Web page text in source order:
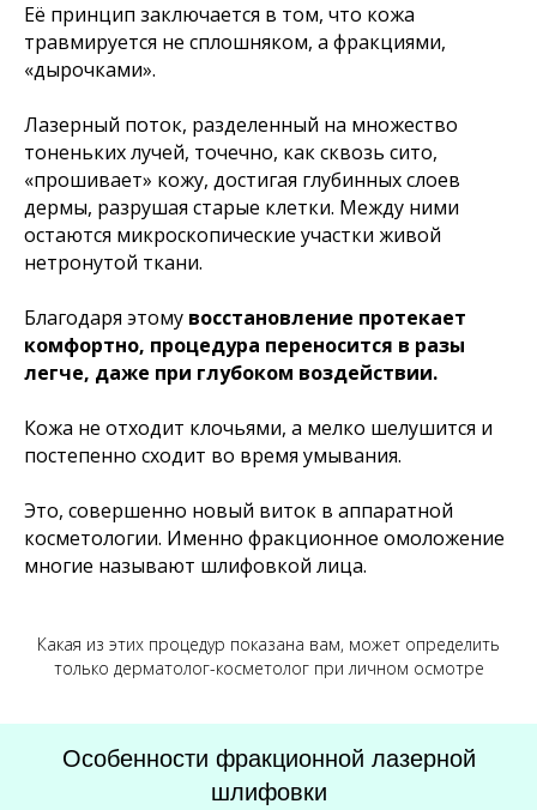
Её принцип заключается в том, что кожа
травмируется не сплошняком, а фракциями,
«дырочками».
Лазерный поток, разделенный на множество
тоненьких лучей, точечно, как сквозь сито,
«прошивает» кожу, достигая глубинных слоев
дермы, разрушая старые клетки. Между ними
остаются микроскопические участки живой
нетронутой ткани.
Благодаря этому восстановление протекает
комфортно, процедура переносится в разы
легче, даже при глубоком воздействии.
Кожа не отходит клочьями, а мелко шелушится и
постепенно сходит во время умывания.
Это, совершенно новый виток в аппаратной
косметологии. Именно фракционное омоложение
многие называют шлифовкой лица.
Какая из этих процедур показана вам, может определить
только дерматолог-косметолог при личном осмотре
Особенности фракционной лазерной
шлифовки